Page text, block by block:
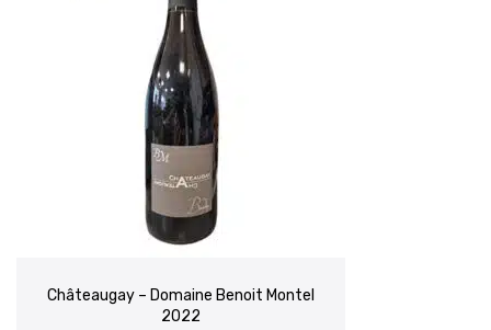
Châteaugay – Domaine Benoit Montel
2022